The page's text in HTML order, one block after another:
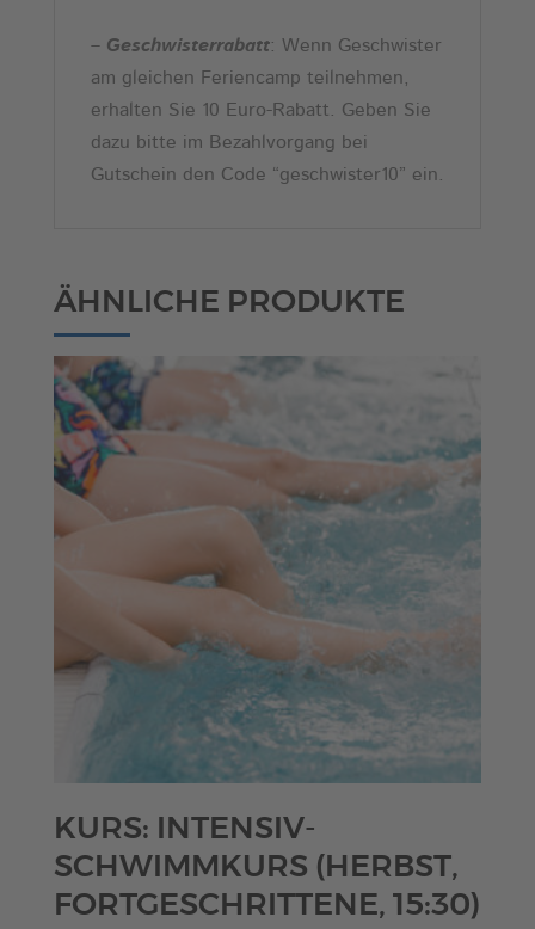
– Geschwisterrabatt: Wenn Geschwister
am gleichen Feriencamp teilnehmen,
erhalten Sie 10 Euro-Rabatt. Geben Sie
dazu bitte im Bezahlvorgang bei
Gutschein den Code “geschwister10” ein.
ÄHNLICHE PRODUKTE
KURS: INTENSIV-
SCHWIMMKURS (HERBST,
FORTGESCHRITTENE, 15:30)